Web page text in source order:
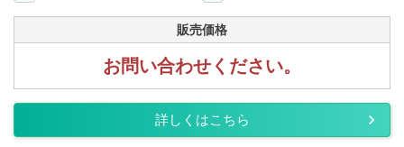
販売価格
お問い合わせください。
詳しくはこちら